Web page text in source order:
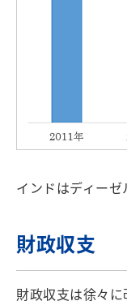
インドはディー
財政収支
財政収支は徐々に